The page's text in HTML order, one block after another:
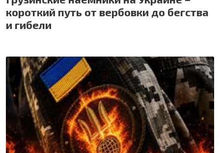
короткий путь от вербовки до бегства
и гибели